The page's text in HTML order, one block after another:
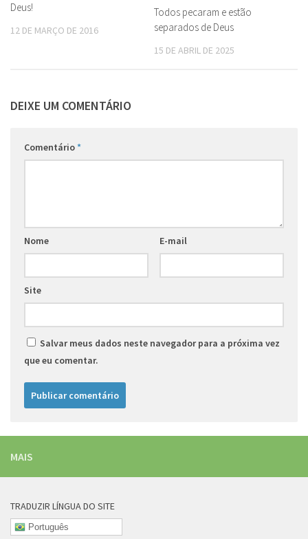
Deus!
12 DE MARÇO DE 2016
Todos pecaram e estão
separados de Deus
15 DE ABRIL DE 2025
DEIXE UM COMENTÁRIO
Comentário*
Nome E-mail
Site
Salvar meus dados neste navegador para a próxima vez
que eu comentar.
MAIS
TRADUZIR LÍNGUA DO SITE
Português